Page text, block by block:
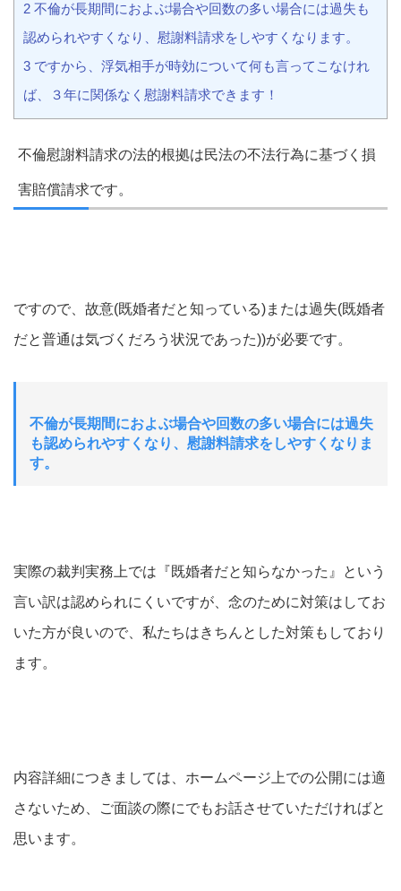
2 不倫が長期間におよぶ場合や回数の多い場合には過失も
認められやすくなり、慰謝料請求をしやすくなります。
3 ですから、浮気相手が時効について何も言ってこなけれ
ば、３年に関係なく慰謝料請求できます！
不倫慰謝料請求の法的根拠は民法の不法行為に基づく損
害賠償請求です。
ですので、故意(既婚者だと知っている)または過失(既婚者
だと普通は気づくだろう状況であった))が必要です。
不倫が長期間におよぶ場合や回数の多い場合には過失
も認められやすくなり、慰謝料請求をしやすくなりま
す。
実際の裁判実務上では『既婚者だと知らなかった』という
言い訳は認められにくいですが、念のために対策はしてお
いた方が良いので、私たちはきちんとした対策もしており
ます。
内容詳細につきましては、ホームページ上での公開には適
さないため、ご面談の際にでもお話させていただければと
思います。